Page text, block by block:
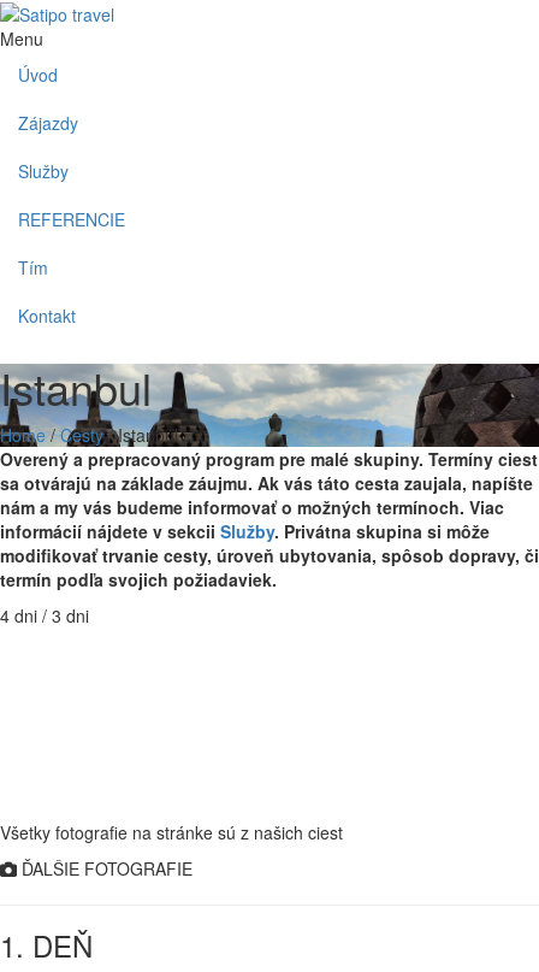
Menu
Úvod
Zájazdy
Služby
REFERENCIE
Tím
Kontakt
Istanbul
Home/Cesty/Istanbul
Overený a prepracovaný program pre malé skupiny. Termíny ciest
sa otvárajú na základe záujmu. Ak vás táto cesta zaujala, napíšte
nám a my vás budeme informovať o možných termínoch. Viac
informácií nájdete v sekcii Služby. Privátna skupina si môže
modifikovať trvanie cesty, úroveň ubytovania, spôsob dopravy, či
termín podľa svojich požiadaviek.
4 dni / 3 dni
Všetky fotografie na stránke sú z našich ciest
ĎALŠIE FOTOGRAFIE
1. DEŇ